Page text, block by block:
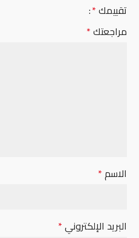
تقييمك*
مراجعتك*
الاسم*
البريد الإلكتروني*